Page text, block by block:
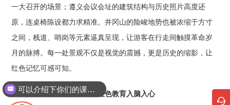
一大召开的场景；遵义会议会址的建筑结构与历史照片高度还
原，连桌椅陈设都力求精准。井冈山的险峻地势也被浓缩于方寸
之间，栈道、哨岗等元素逼真呈现，让游客在行走间触摸革命岁
月的脉搏。每一处景观不仅是视觉的震撼，更是历史的缩影，让
红色记忆可感可知。
沉浸式体验创新设计，红色教育入脑入心